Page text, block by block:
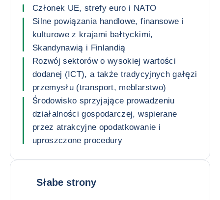
Członek UE, strefy euro i NATO
Silne powiązania handlowe, finansowe i
kulturowe z krajami bałtyckimi,
Skandynawią i Finlandią
Rozwój sektorów o wysokiej wartości
dodanej (ICT), a także tradycyjnych gałęzi
przemysłu (transport, meblarstwo)
Środowisko sprzyjające prowadzeniu
działalności gospodarczej, wspierane
przez atrakcyjne opodatkowanie i
uproszczone procedury
Słabe strony